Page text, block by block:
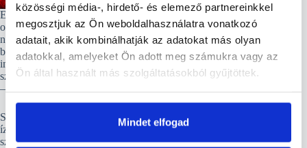
közösségi média-, hirdető- és elemező partnereinkkel
megosztjuk az Ön weboldalhasználatra vonatkozó
adatait, akik kombinálhatják az adatokat más olyan
adatokkal, amelyeket Ön adott meg számukra vagy az
Ön által használt más szolgáltatásokból gyűjtöttek.
Mindet elfogad
Ezeket összefoglalóan gócbetegségeknek hívjuk: lehetnek fül-
orr-gégészeti, nőgyógyászati, bőrgyógyászati, és végül, de
nem utolsósorban fogászati elváltozások. A szervezetben apró
baktérium-források jelennek meg, melyek ellen a kialakult
immunválasz megtámadhat ízületet, vesemedencét,
szívizomzatot, továbbá elváltozásokat okozhat a bőrön, ennek
– főleg nők esetében – jellemző tünete a hajhullás.
Sportolók esetében a nehezen gyógyuló izomhúzódások,
ízületi gyulladások okai is sok esetben ezekben keresendők. A
szűrés alkalmával részletes szájvizsgálat történik kiegészítő